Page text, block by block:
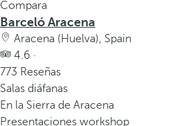
l
a
v
e
n
t
a
Compara
Barceló Aracena
Aracena (Huelva), Spain
4.6 ·
773 Reseñas
Salas diáfanas
En la Sierra de Aracena
Presentaciones workshop